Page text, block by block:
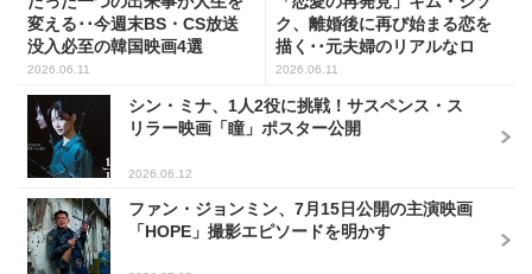
変える･･今週末BS・CS放送
没入必至の韓国映画4選
2026.06.11
ク、離婚後に再び始まる恋を
描く･･元夫婦のリアルなロ
マ...
2026.06.11
シン・ミナ、1人2役に挑戦！サスペンス・ス
リラー映画「瞳」ポスター公開
2026.06.12
ファン・ジョンミン、7月15日公開の主演映画
「HOPE」撮影エピソードを明かす